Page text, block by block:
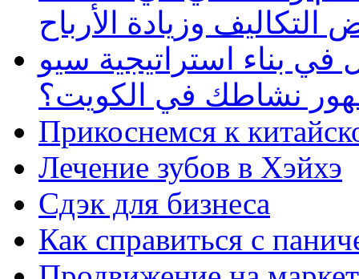
وزيادة الأرباح
بناء استراتيجية سيو
نشاطك في الكويت؟
Прикоснемся к
Лечение зубов в Хэйхэ
Сдэк для бизнеса
Как справиться с